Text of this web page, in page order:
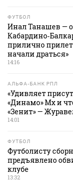
ФУТБОЛ
Инал Танашев —
прилично
начали драться»
14:16
АЛЬФА-БАНК РПЛ
«Удивляет
«Динамо» Мх и
«Зенит» —
14:01
ФУТБОЛ
Футболисту
предъявлено
клубе
13:32